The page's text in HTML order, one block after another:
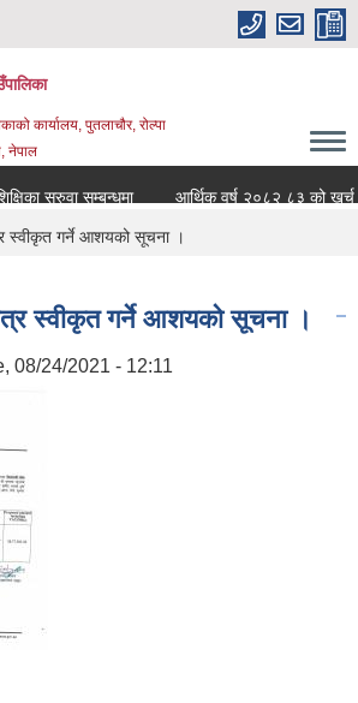
कार्यालय, पुतलाचौर, रोल्पा
नेपाल
सरुवा सम्बन्धमा
आर्थिक वर्ष २०८२ ८३ को खर्च
स्वीकृत गर्ने आशयको सूचना ।
स्वीकृत गर्ने आशयको सूचना ।
08/24/2021 - 12:11